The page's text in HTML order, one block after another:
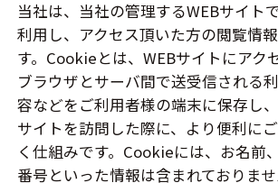
当社は、当社の管理するWEBサイト
利用し、アクセス頂いた方の閲覧情
す。Cookieとは、WEBサイトにアク
ブラウザとサーバ間で送受信される
容などをご利用者様の端末に保存し
サイトを訪問した際に、より便利に
く仕組みです。Cookieには、お名前
番号といった情報は含まれておりませ